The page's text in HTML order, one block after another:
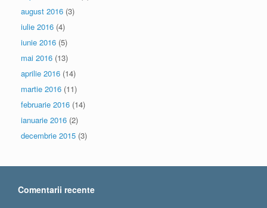
august 2016 (3)
iulie 2016 (4)
iunie 2016 (5)
mai 2016 (13)
aprilie 2016 (14)
martie 2016 (11)
februarie 2016 (14)
ianuarie 2016 (2)
decembrie 2015 (3)
Comentarii recente